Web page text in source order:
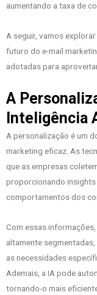
aumentando a taxa de
A seguir, vamos
futuro do e-mail
adotadas para
A
Inteligência
A personalização é um
marketing eficaz. As
que as empresas
proporcionando
comportamentos dos
Com essas
altamente
as necessidades
Ademais, a IA pode
tornando-o mais